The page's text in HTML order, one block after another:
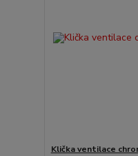
Klička ventilace